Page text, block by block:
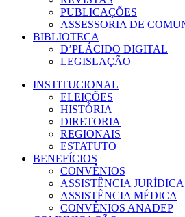
PUBLICAÇÕES
ASSESSORIA DE
BIBLIOTECA
D’PLÁCIDO DIGITAL
LEGISLAÇÃO
INSTITUCIONAL
ELEIÇÕES
HISTÓRIA
DIRETORIA
REGIONAIS
ESTATUTO
BENEFÍCIOS
CONVÊNIOS
ASSISTÊNCIA JURÍDICA
ASSISTÊNCIA MÉDICA
CONVÊNIOS ANADEP